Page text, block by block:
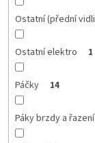
Ostatní (přední
Ostatní elektro 1
Páčky 14
Páky brzdy a řazení